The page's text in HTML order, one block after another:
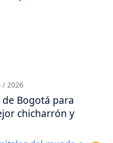
/ 2026
Bogotá para
chicharrón y